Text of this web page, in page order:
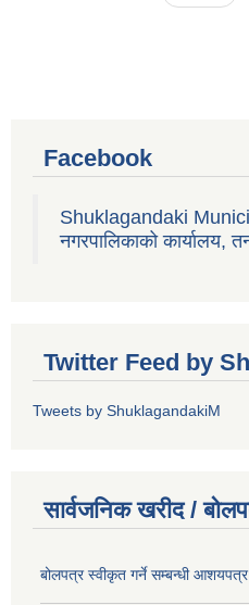
Facebook
Shuklagandaki
नगरपालिकाको कार्यालय,
Twitter Feed by
Tweets by ShuklagandakiM
सार्वजनिक खरीद /
बोलपत्र स्वीकृत गर्ने सम्बन्धी